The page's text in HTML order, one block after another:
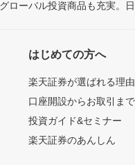
ローバル投資商品も充実。
はじめての方へ
楽天証券が選ばれる理由
口座開設からお取引ま
投資ガイド&セミナー
楽天証券のあんしん